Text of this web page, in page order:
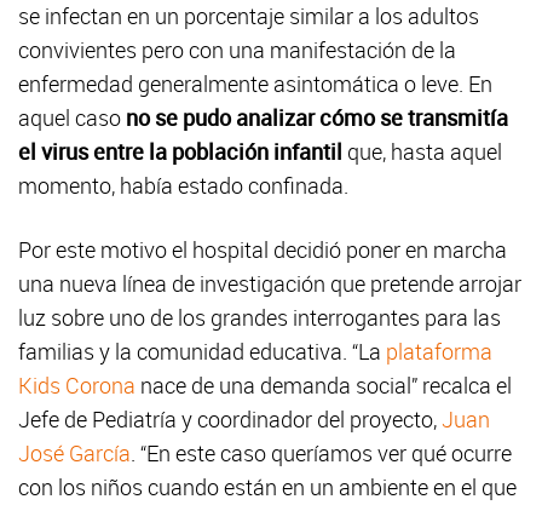
se infectan en un porcentaje similar a los adultos
convivientes pero con una manifestación de la
enfermedad generalmente asintomática o leve. En
aquel caso no se pudo analizar cómo se transmitía
el virus entre la población infantil que, hasta aquel
momento, había estado confinada.
Por este motivo el hospital decidió poner en marcha
una nueva línea de investigación que pretende arrojar
luz sobre uno de los grandes interrogantes para las
familias y la comunidad educativa. “La plataforma
Kids Corona nace de una demanda social” recalca el
Jefe de Pediatría y coordinador del proyecto,Juan
José García. “En este caso queríamos ver qué ocurre
con los niños cuando están en un ambiente en el que